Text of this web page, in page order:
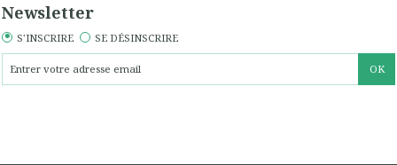
Newsletter
S'INSCRIRE SE DÉSINSCRIRE